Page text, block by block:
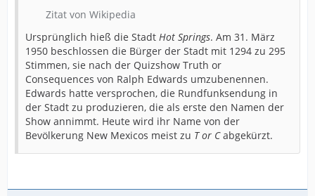
Zitat von Wikipedia
Ursprünglich hieß die Stadt Hot Springs. Am 31. März
1950 beschlossen die Bürger der Stadt mit 1294 zu 295
Stimmen, sie nach der Quizshow Truth or
Consequences von Ralph Edwards umzubenennen.
Edwards hatte versprochen, die Rundfunksendung in
der Stadt zu produzieren, die als erste den Namen der
Show annimmt. Heute wird ihr Name von der
Bevölkerung New Mexicos meist zu T or Cabgekürzt.